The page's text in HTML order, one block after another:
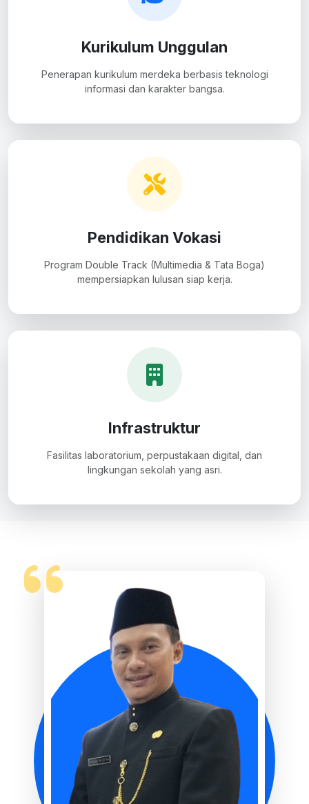
Kurikulum Unggulan
Penerapan kurikulum merdeka berbasis teknologi
informasi dan karakter bangsa.
Pendidikan Vokasi
Program Double Track (Multimedia & Tata Boga)
mempersiapkan lulusan siap kerja.
Infrastruktur
Fasilitas laboratorium, perpustakaan digital, dan
lingkungan sekolah yang asri.